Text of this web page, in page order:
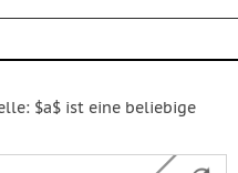
$a$ ist eine beliebige